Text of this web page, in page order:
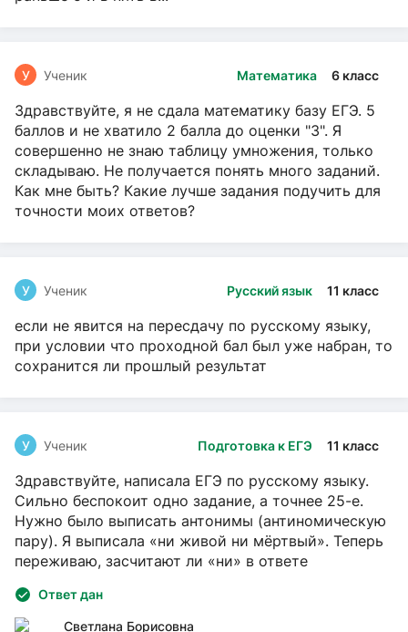
Математика 6 класс
У Ученик
Здравствуйте, я не сдала математику базу ЕГЭ. 5
баллов и не хватило 2 балла до оценки "3". Я
совершенно не знаю таблицу умножения, только
складываю. Не получается понять много заданий.
Как мне быть? Какие лучше задания подучить для
точности моих ответов?
Русский язык 11 класс
У Ученик
если не явится на пересдачу по русскому языку,
при условии что проходной бал был уже набран, то
сохранится ли прошлый результат
Подготовка к ЕГЭ 11 класс
У Ученик
Здравствуйте, написала ЕГЭ по русскому языку.
Сильно беспокоит одно задание, а точнее 25-е.
Нужно было выписать антонимы (антиномическую
пару). Я выписала «ни живой ни мёртвый». Теперь
переживаю, засчитают ли «ни» в ответе
Ответ дан
Светлана Борисовна